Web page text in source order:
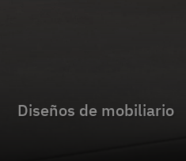
Diseños de mobiliario